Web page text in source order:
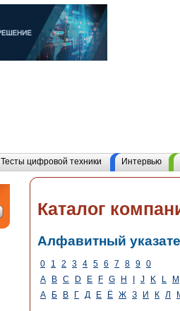
Тесты цифровой техники Интервью
Каталог
Алфавитный
0 1 2 3 4 5 6 7 8 9 0
A
B C D E F G H J K L
M
А
Б В Г Д Е Ё Ж З И К Л